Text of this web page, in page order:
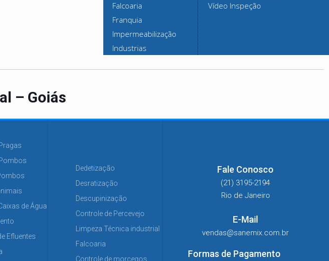
Falcoaria
Franquia
Impermeabilização
Industrias
Vídeo Inspeção
– Goiás
de Água
Efluentes
Dedetização
Desratização
Descupinização
Controle de Percevejo
Limpeza Técnica industrial
Falcoaria
Controle de morcegos
Fale Conosco
(21) 3195-2194
Rio de Janeiro
E-Mail
vendas@sanemix.com.br
Formas de Pagamento